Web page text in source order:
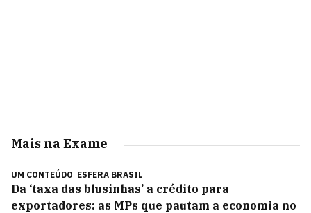
Mais na Exame
UM CONTEÚDO ESFERA BRASIL
Da ‘taxa das blusinhas’ a crédito para
exportadores: as MPs que pautam a economia no